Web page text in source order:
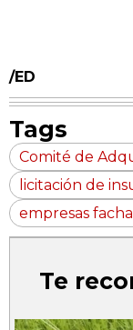
/ED
Tags
Comité de
licitación de
empresas
Te